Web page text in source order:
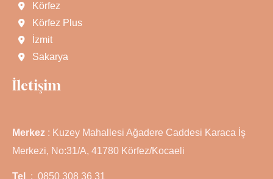
Körfez
Körfez Plus
İzmit
Sakarya
İletişim
Merkez : Kuzey Mahallesi Ağadere Caddesi Karaca İş
Merkezi, No:31/A, 41780 Körfez/Kocaeli
Tel : 0850 308 36 31